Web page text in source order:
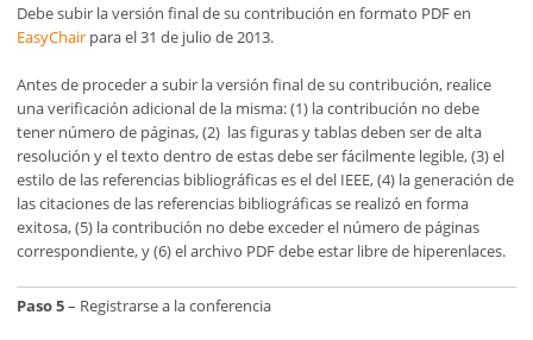
Debe subir la versión final de su contribución en formato PDF en
EasyChairpara el 31 de julio de 2013.
Antes de proceder a subir la versión final de su contribución, realice
una verificación adicional de la misma: (1) la contribución no debe
tener número de páginas, (2) las figuras y tablas deben ser de alta
resolución y el texto dentro de estas debe ser fácilmente legible, (3) el
estilo de las referencias bibliográficas es el del IEEE, (4) la generación de
las citaciones de las referencias bibliográficas se realizó en forma
exitosa, (5) la contribución no debe exceder el número de páginas
correspondiente, y (6) el archivo PDF debe estar libre de hiperenlaces.
Paso 5– Registrarse a la conferencia